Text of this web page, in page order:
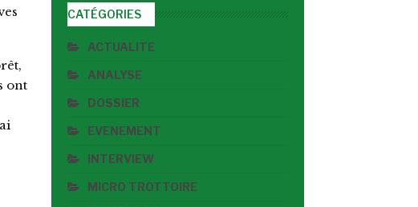
ont
CATÉGORIES
ACTUALITE
ANALYSE
DOSSIER
EVENEMENT
INTERVIEW
MICRO TROTTOIRE